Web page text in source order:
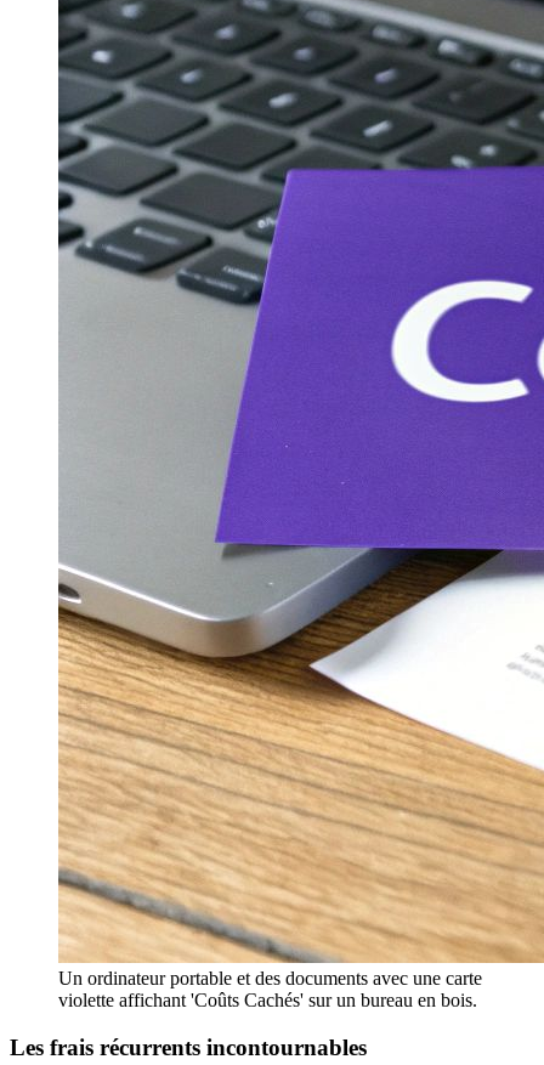
Un ordinateur portable et des documents avec une carte
violette affichant 'Coûts Cachés' sur un bureau en bois.
Les frais récurrents incontournables